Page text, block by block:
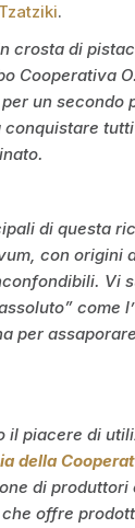
.
crosta di
Cooperativa
un secondo
di questa
con origini
Vi
come
per
il piacere di
della
di produttori
offre